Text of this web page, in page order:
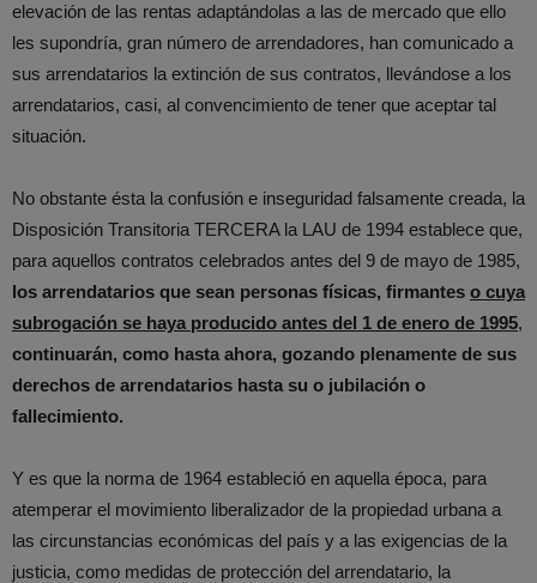
elevación de las rentas adaptándolas a las de mercado que ello
les supondría, gran número de arrendadores, han comunicado a
sus arrendatarios la extinción de sus contratos, llevándose a los
arrendatarios, casi, al convencimiento de tener que aceptar tal
situación.
No obstante ésta la confusión e inseguridad falsamente creada, la
Disposición Transitoria TERCERA la LAU de 1994 establece que,
para aquellos contratos celebrados antes del 9 de mayo de 1985,
los arrendatarios que sean personas físicas, firmantes o cuya
subrogación se haya producido antes del 1 de enero de 1995,
continuarán, como hasta ahora, gozando plenamente de sus
derechos de arrendatarios hasta su o jubilación o
fallecimiento.
Y es que la norma de 1964 estableció en aquella época, para
atemperar el movimiento liberalizador de la propiedad urbana a
las circunstancias económicas del país y a las exigencias de la
justicia, como medidas de protección del arrendatario, la